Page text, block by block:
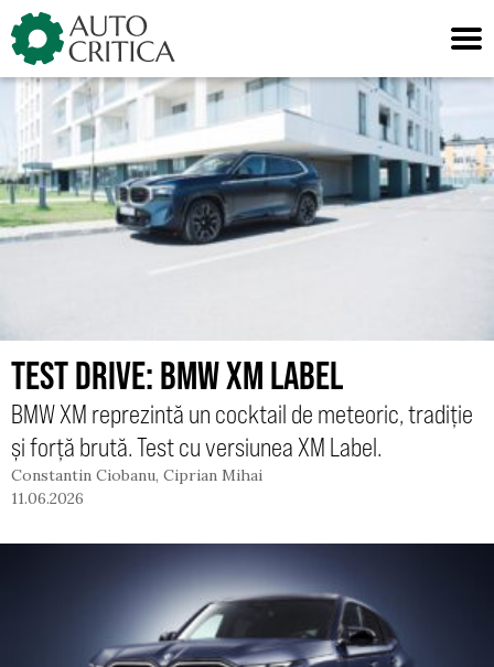
Skip
to
content
TEST DRIVE: BMW XM LABEL
BMW XM reprezintă un cocktail de meteoric, tradiție
și forță brută. Test cu versiunea XM Label.
Constantin Ciobanu, Ciprian Mihai
11.06.2026